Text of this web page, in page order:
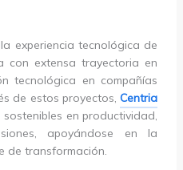
experiencia tecnológica de
con extensa trayectoria en
tecnológica en compañías
de estos proyectos,Centria
en productividad,
apoyándose en la
de transformación.